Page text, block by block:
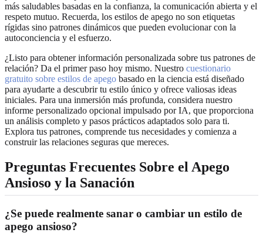
más saludables basadas en la confianza, la comunicación abierta y el
respeto mutuo. Recuerda, los estilos de apego no son etiquetas
rígidas sino patrones dinámicos que pueden evolucionar con la
autoconciencia y el esfuerzo.
¿Listo para obtener información personalizada sobre tus patrones de
relación? Da el primer paso hoy mismo. Nuestro cuestionario
gratuito sobre estilos de apego basado en la ciencia está diseñado
para ayudarte a descubrir tu estilo único y ofrece valiosas ideas
iniciales. Para una inmersión más profunda, considera nuestro
informe personalizado opcional impulsado por IA, que proporciona
un análisis completo y pasos prácticos adaptados solo para ti.
Explora tus patrones, comprende tus necesidades y comienza a
construir las relaciones seguras que mereces.
Preguntas Frecuentes Sobre el Apego
Ansioso y la Sanación
¿Se puede realmente sanar o cambiar un estilo de
apego ansioso?